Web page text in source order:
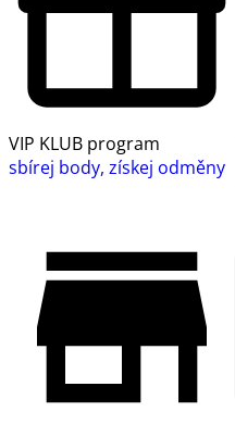
VIP KLUB program
sbírej body, získej odměny